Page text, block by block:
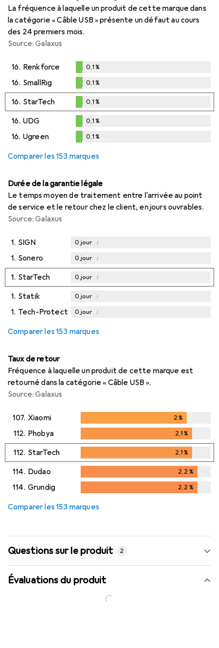
La fréquence à laquelle un produit de cette marque dans
la catégorie « Câble USB » présente un défaut au cours
des 24 premiers mois.
Source: Galaxus
16. Renkforce
%
0,1%
16. SmallRig
0,1%
0,1%
16. StarTech
0,1%
0,1%
16. UDG
%
0,1%
16. Ugreen 0,1%
Comparer les 153 marques
Durée de la garantie légale
Le temps moyen de traitement entre l'arrivée au point
de service et le retour chez le client, en jours ouvrables.
Source: Galaxus
1. SIGN 0 jour i
1. Sonero 0 jour i
1. StarTech 0 jour i
1. Statik 0 jour i
1. Tech-Protect 0 jour i
Comparer les 153 marques
Taux de retour
Fréquence à laquelle un produit de cette marque est
retourné dans la catégorie « Câble USB ».
Source: Galaxus
107. Xiaomi 2%
112. Phobya 2,1%
2,1%
112. StarTech 2,1%
2,1%
114. Dudao 2,2 %
2,2%
114. Grundig 2,2 %
Comparer les 153 marques
Questions sur le produit 2
Évaluations du produit